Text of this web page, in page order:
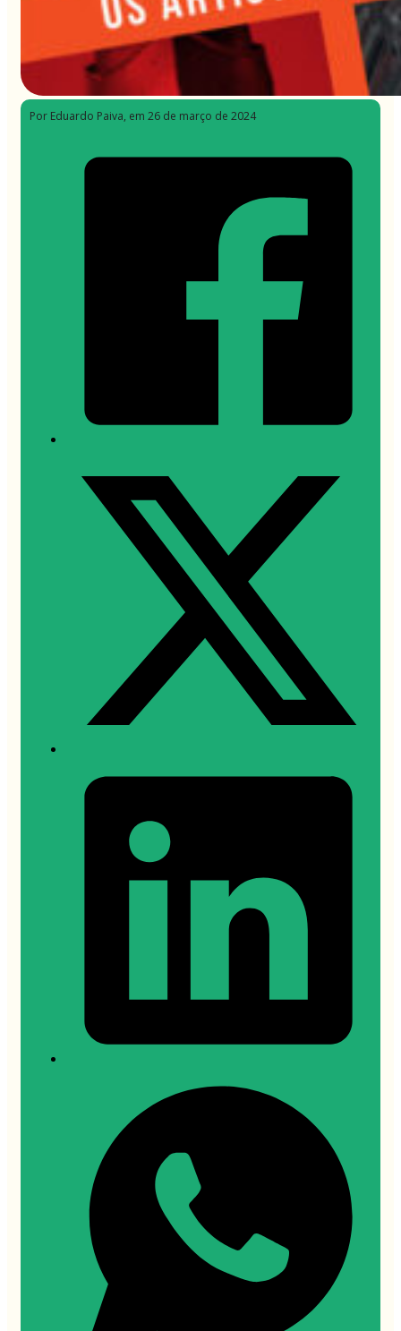
Por Eduardo Paiva, em 26 de março de 2024